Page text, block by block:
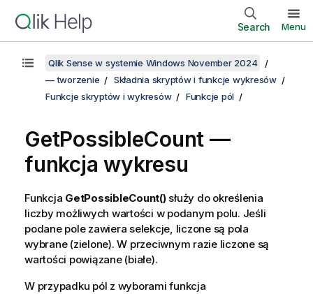
Search Menu
Qlik Sense w systemie Windows November 2024
— tworzenie
Składnia skryptów i funkcje wykresów
Funkcje skryptów i wykresów
Funkcje pól
GetPossibleCount —
funkcja wykresu
Funkcja GetPossibleCount()służy do określenia
liczby możliwych wartości w podanym polu. Jeśli
podane pole zawiera selekcje, liczone są pola
wybrane (zielone). W przeciwnym razie liczone są
wartości powiązane (białe).
W przypadku pól z wyborami funkcja